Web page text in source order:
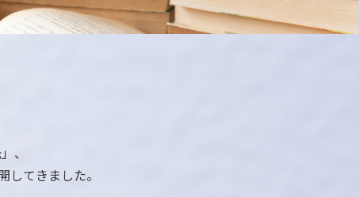
、
てきました。